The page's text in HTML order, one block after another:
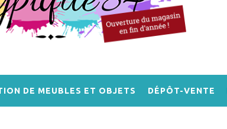
DE MEUBLES ET OBJETS DÉPÔT-VENTE